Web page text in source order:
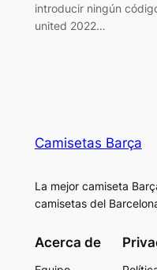
introducir ningún
united 2022…
Camisetas Barça
La mejor camiseta
camisetas del
Acerca de